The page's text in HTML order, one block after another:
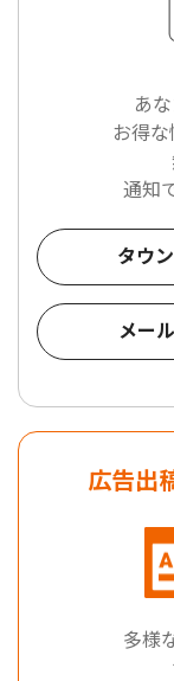
あ
お得
通知
タウ
メー
広告出
多様